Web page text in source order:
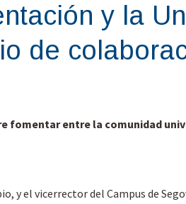
y la
de
fomentar entre la comunidad
y el vicerrector del Campus de